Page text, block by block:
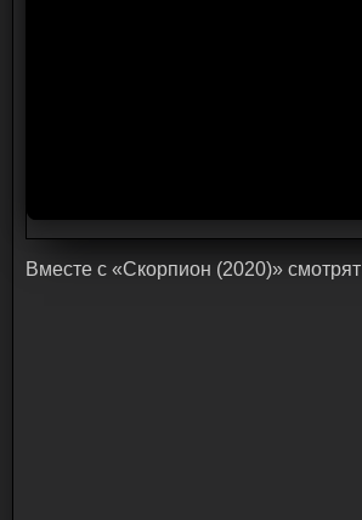
Bмecтe c «Скорпион (2020)» cмoтpят